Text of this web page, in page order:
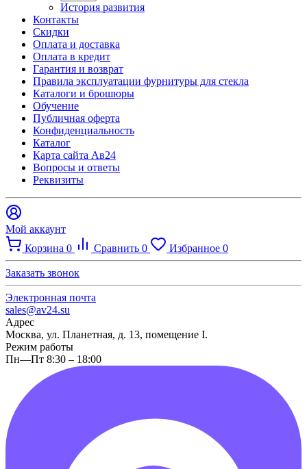
История развития
Контакты
Скидки
Оплата и доставка
Оплата в кредит
Гарантия и возврат
Правила эксплуатации фурнитуры для стекла
Каталоги и брошюры
Обучение
Публичная оферта
Конфиденциальность
Каталог
Карта сайта Ав24
Вопросы и ответы
Реквизиты
Мой аккаунт
Корзина 0 Сравнить 0 Избранное 0
Заказать звонок
Электронная почта
sales@av24.su
Адрес
Москва, ул. Планетная, д. 13, помещение I.
Режим работы
Пн—Пт 8:30 – 18:00